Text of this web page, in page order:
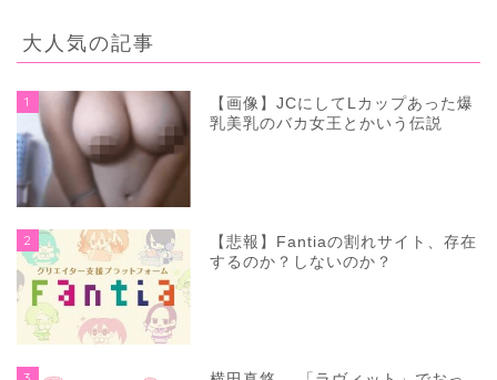
大人気の記事
1
【画像】JCにしてLカップあった爆
乳美乳のバカ女王とかいう伝説
2
【悲報】Fantiaの割れサイト、存在
するのか？しないのか？